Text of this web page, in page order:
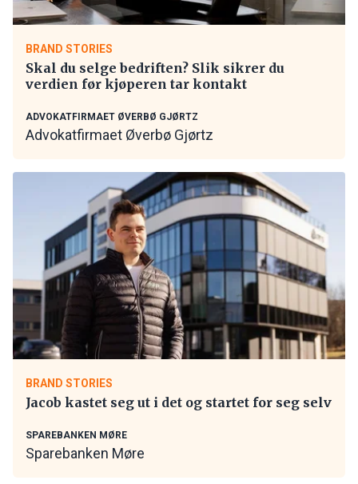
BRAND STORIES
Skal du selge bedriften? Slik sikrer du
verdien før kjøperen tar kontakt
ADVOKATFIRMAET ØVERBØ GJØRTZ
Advokatfirmaet Øverbø Gjørtz
BRAND STORIES
Jacob kastet seg ut i det og startet for seg selv
SPAREBANKEN MØRE
Sparebanken Møre